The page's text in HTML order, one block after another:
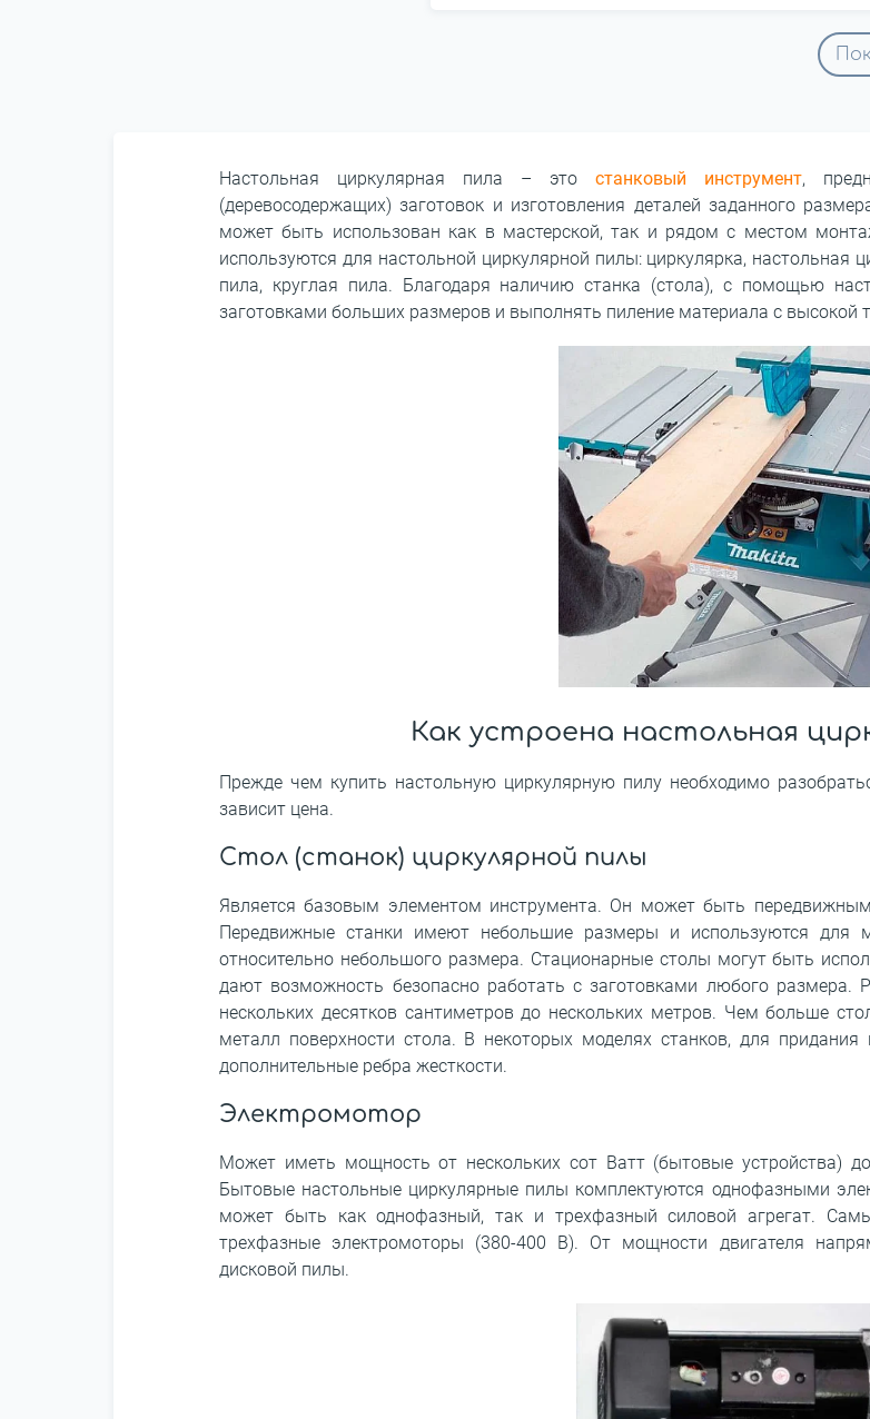
Настольная циркулярная пила – это станковый инструмент,
(деревосодержащих) заготовок и изготовления деталей заданного
может быть использован как в мастерской, так и рядом с местом
используются для настольной циркулярной пилы: циркулярка, настольная
пила, круглая пила. Благодаря наличию станка (стола), с помощью
заготовками больших размеров и выполнять пиление материала с высокой
Как устроена настольная
Прежде чем купить настольную циркулярную пилу необходимо
зависит цена.
Стол (станок) циркулярной пилы
Является базовым элементом инструмента. Он может быть
Передвижные станки имеют небольшие размеры и используются для
относительно небольшого размера. Стационарные столы могут быть
дают возможность безопасно работать с заготовками любого размера.
нескольких десятков сантиметров до нескольких метров. Чем больше
металл поверхности стола. В некоторых моделях станков, для
дополнительные ребра жесткости.
Электромотор
Может иметь мощность от нескольких сот Ватт (бытовые устройства)
Бытовые настольные циркулярные пилы комплектуются однофазными
может быть как однофазный, так и трехфазный силовой агрегат.
трехфазные электромоторы (380-400 В). От мощности двигателя
дисковой пилы.